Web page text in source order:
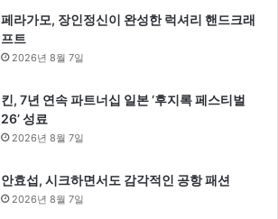
페라가모, 장인정신이 완성한 럭셔리 핸드크래
프트
2026년 8월 7일
킨, 7년 연속 파트너십 일본 ‘후지록 페스티벌
26’ 성료
2026년 8월 7일
안효섭, 시크하면서도 감각적인 공항 패션
2026년 8월 7일